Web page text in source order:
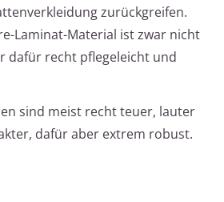
zurückgreifen.
Laminat-Material ist zwar nicht
dafür recht pflegeleicht und
sind meist recht teuer, lauter
dafür aber extrem robust.